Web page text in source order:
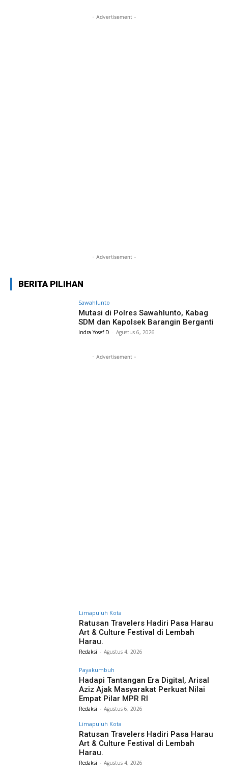
- Advertisement -
- Advertisement -
BERITA PILIHAN
Sawahlunto
Mutasi di Polres Sawahlunto, Kabag
SDM dan Kapolsek Barangin Berganti
Indra Yosef D - Agustus 6, 2026
- Advertisement -
Limapuluh Kota
Ratusan Travelers Hadiri Pasa Harau
Art & Culture Festival di Lembah
Harau.
Redaksi - Agustus 4, 2026
Payakumbuh
Hadapi Tantangan Era Digital, Arisal
Aziz Ajak Masyarakat Perkuat Nilai
Empat Pilar MPR RI
Redaksi - Agustus 6, 2026
Limapuluh Kota
Ratusan Travelers Hadiri Pasa Harau
Art & Culture Festival di Lembah
Harau.
Redaksi - Agustus 4, 2026